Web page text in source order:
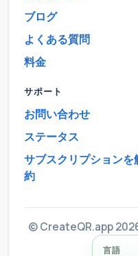
ブログ
よくある質問
料金
サポート
お問い合わせ
ステータス
サブスクリプションを
約
© CreateQR.app
言語